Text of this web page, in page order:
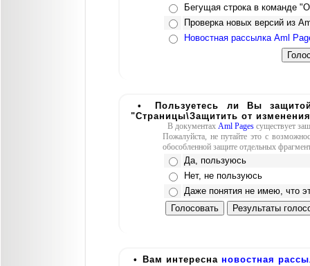
Бегущая строка в команде
Проверка новых версий из
Новостная рассылка Aml
•
Пользуетесь ли Вы
"Страницы\Защитить от
В документах Aml Pages существует
Пожалуйста, не путайте это c
обособленной защите отдельных
Да, пользуюсь
Нет, не пользуюсь
Даже понятия не имею, что
• Вам интересна новостная